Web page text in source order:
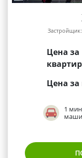
Застройщик:
Цена за
Цена
1